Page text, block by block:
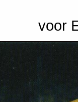
voor